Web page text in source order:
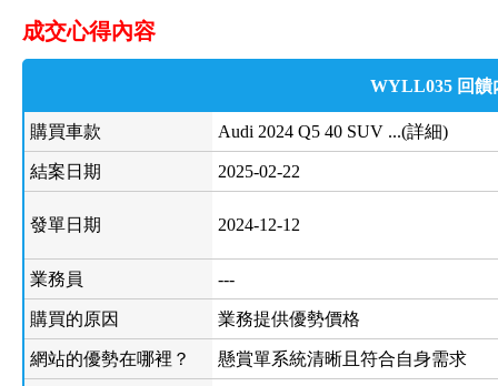
成交心得內容
WYLL035 回饋
購買車款 Audi 2024 Q5 40 SUV ...(詳細)
結案日期 2025-02-22
發單日期 2024-12-12
業務員 ---
購買的原因 業務提供優勢價格
網站的優勢在哪裡？ 懸賞單系統清晰且符合自身需求